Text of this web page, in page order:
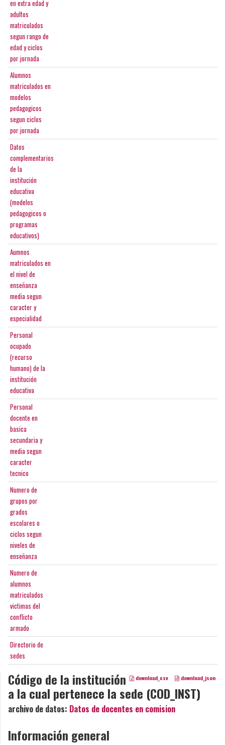
en extra edad y
adultos
matriculados
segun rango de
edad y ciclos
por jornada
Alumnos
matriculados en
modelos
pedagogicos
segun ciclos
por jornada
Datos
complementarios
de la
institución
educativa
(modelos
pedagogicos o
programas
educativos)
Aumnos
matriculados en
el nivel de
enseñanza
media segun
caracter y
especialidad
Personal
ocupado
(recurso
humano) de la
institución
educativa
Personal
docente en
basica
secundaria y
media segun
caracter
tecnico
Numero de
grupos por
grados
escolares o
ciclos segun
niveles de
enseñanza
Numero de
alumnos
matriculados
victimas del
conflicto
armado
Directorio de
sedes
download_csv download_json
Código de la institución
a la cual pertenece la sede (COD_INST)
archivo de datos: Datos de docentes en comision
Información general